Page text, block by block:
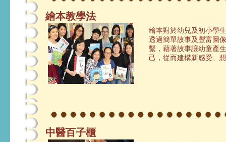
繪本教學法
繪本對於幼兒及初小學
透過簡單故事及豐富圖
繫，藉著故事讓幼童產
己，從而建構新感受、
中醫百子櫃